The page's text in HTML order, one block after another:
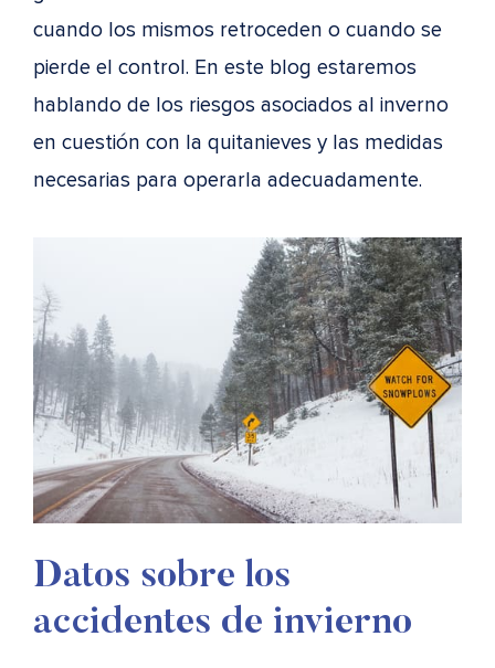
cuando los mismos retroceden o cuando se
pierde el control. En este blog estaremos
hablando de los riesgos asociados al inverno
en cuestión con la quitanieves y las medidas
necesarias para operarla adecuadamente.
Datos sobre los
accidentes de invierno